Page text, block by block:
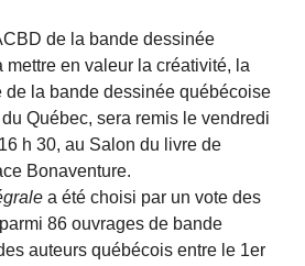
de la bande dessinée
en valeur la créativité, la
de la bande dessinée québécoise
Québec, sera remis le vendredi
h 30, au Salon du livre de
Bonaventure.
a été choisi par un vote des
86 ouvrages de bande
auteurs québécois entre le 1er